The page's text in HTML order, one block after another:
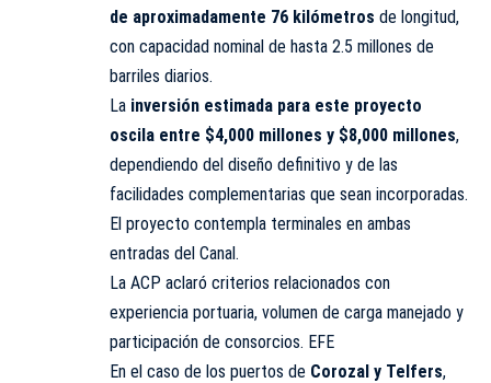
de aproximadamente 76 kilómetros de longitud,
con capacidad nominal de hasta 2.5 millones de
barriles diarios.
La inversión estimada para este proyecto
oscila entre $4,000 millones y $8,000 millones,
dependiendo del diseño definitivo y de las
facilidades complementarias que sean incorporadas.
El proyecto contempla terminales en ambas
entradas del Canal.
La ACP aclaró criterios relacionados con
experiencia portuaria, volumen de carga manejado y
participación de consorcios. EFE
En el caso de los puertos de Corozal y Telfers,